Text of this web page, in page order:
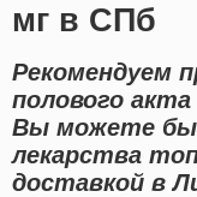
мг в СПб
Рекомендуем
полового
Вы можете
лекарства
доставкой в